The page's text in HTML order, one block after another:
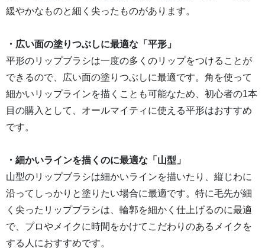
緩やかなものと細く尖ったものがあります。
・広い面の塗りつぶしに最適な「平形」
平形のリップブラシは一度の多くのリップをつけることが
できるので、広い面の塗りつぶしに最適です。角を使って
細かいリップラインを描くことも可能なため、初心者の1本
目の購入として、オールマイティに使える平形はおすすめ
です。
・細かいラインを描くのに最適な「山型」
山型のリップブラシは細かいラインを描いたり、縦じわに
沿ってしっかりと塗りたい場合に最適です。特に毛先が細
く尖ったリップブラシは、輪郭を細かく仕上げるのに最適
で、プロやメイクに時間をかけてこだわりのあるメイクを
する人におすすめです。